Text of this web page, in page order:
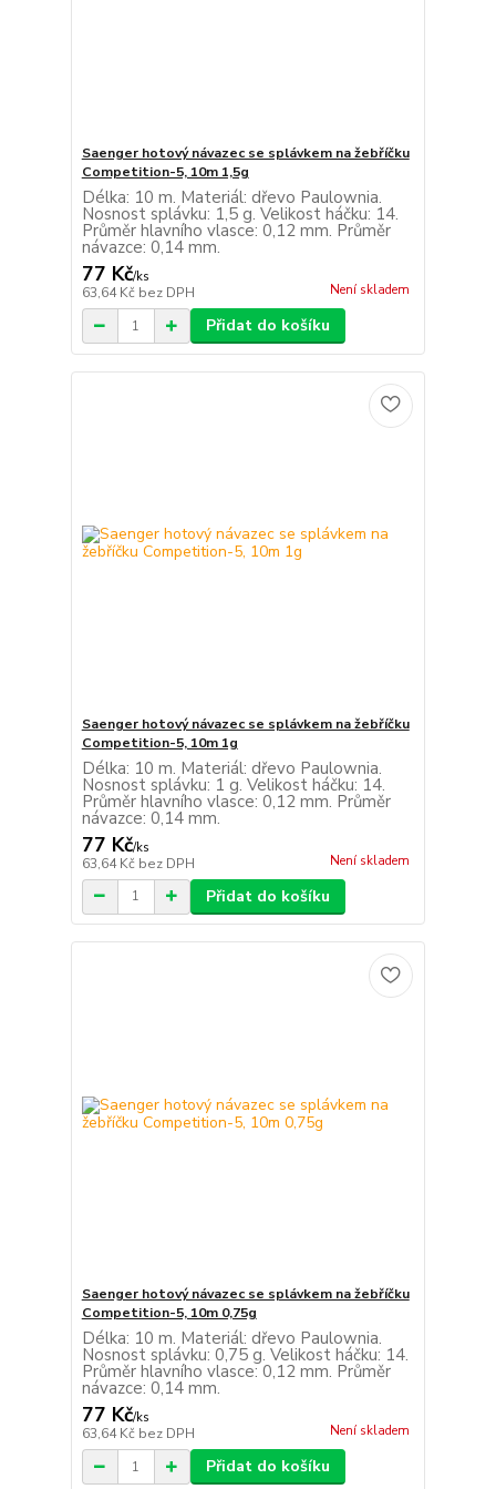
Saenger hotový návazec se splávkem na žebříčku
Competition-5, 10m 1,5g
Délka: 10 m. Materiál: dřevo Paulownia.
Nosnost splávku: 1,5 g. Velikost háčku: 14.
Průměr hlavního vlasce: 0,12 mm. Průměr
návazce: 0,14 mm.
77 Kč/ks
63,64 Kč bez DPH Není skladem
Přidat do košíku
Saenger hotový návazec se splávkem na žebříčku
Competition-5, 10m 1g
Délka: 10 m. Materiál: dřevo Paulownia.
Nosnost splávku: 1 g. Velikost háčku: 14.
Průměr hlavního vlasce: 0,12 mm. Průměr
návazce: 0,14 mm.
77 Kč/ks
63,64 Kč bez DPH Není skladem
Přidat do košíku
Saenger hotový návazec se splávkem na žebříčku
Competition-5, 10m 0,75g
Délka: 10 m. Materiál: dřevo Paulownia.
Nosnost splávku: 0,75 g. Velikost háčku: 14.
Průměr hlavního vlasce: 0,12 mm. Průměr
návazce: 0,14 mm.
77 Kč/ks
63,64 Kč bez DPH Není skladem
Přidat do košíku